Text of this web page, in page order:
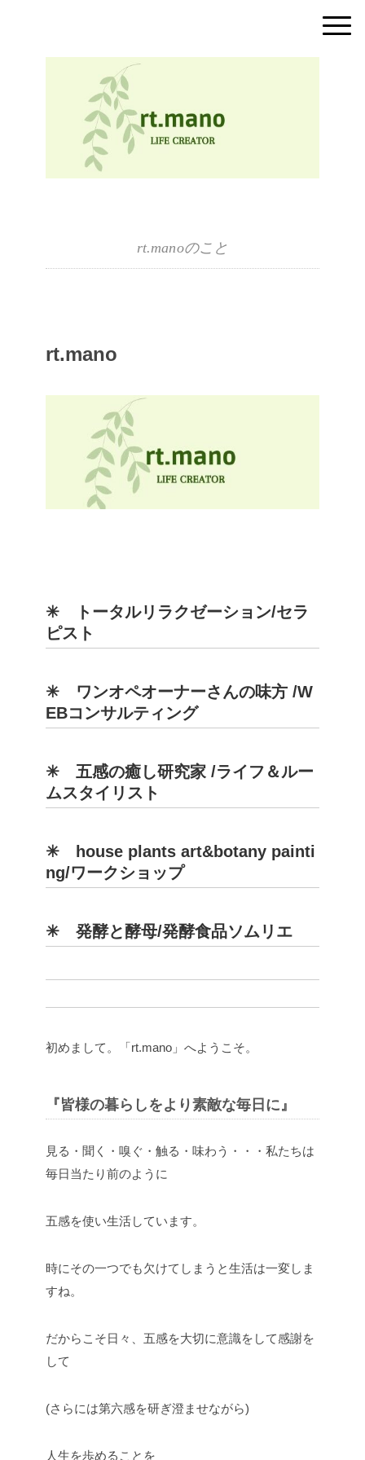
rt.manoのこと
rt.mano
✳︎ トータルリラクゼーション/セラ
ピスト
✳︎ ワンオペオーナーさんの味方 /W
EBコンサルティング
✳︎ 五感の癒し研究家 /ライフ＆ルー
ムスタイリスト
✳︎ house plants art&botany painti
ng/ワークショップ
✳︎ 発酵と酵母/発酵食品ソムリエ
初めまして。「rt.mano」へようこそ。
『皆様の暮らしをより素敵な毎日に』
見る・聞く・嗅ぐ・触る・味わう・・・私たちは
毎日当たり前のように
五感を使い生活しています。
時にその一つでも欠けてしまうと生活は一変しま
すね。
だからこそ日々、五感を大切に意識をして感謝を
して
(さらには第六感を研ぎ澄ませながら)
人生を歩めることを